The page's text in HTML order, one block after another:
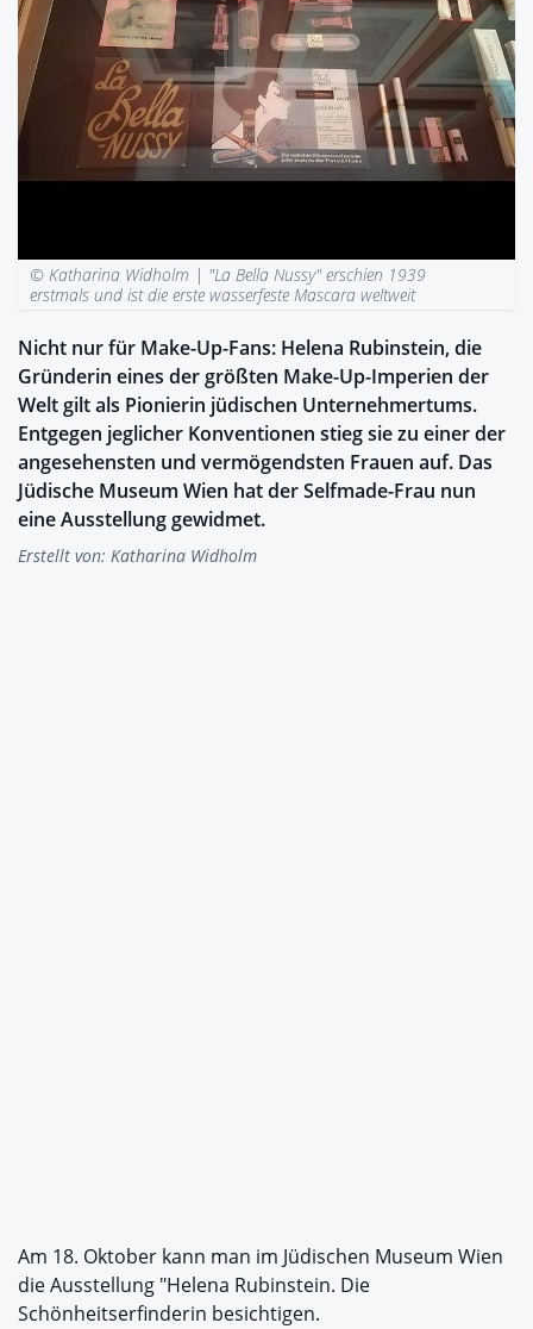
© Katharina Widholm | "La Bella Nussy" erschien 1939
erstmals und ist die erste wasserfeste Mascara weltweit
Nicht nur für Make-Up-Fans: Helena Rubinstein, die
Gründerin eines der größten Make-Up-Imperien der
Welt gilt als Pionierin jüdischen Unternehmertums.
Entgegen jeglicher Konventionen stieg sie zu einer der
angesehensten und vermögendsten Frauen auf. Das
Jüdische Museum Wien hat der Selfmade-Frau nun
eine Ausstellung gewidmet.
Erstellt von: Katharina Widholm
Am 18. Oktober kann man im Jüdischen Museum Wien
die Ausstellung "Helena Rubinstein. Die
Schönheitserfinderin besichtigen.